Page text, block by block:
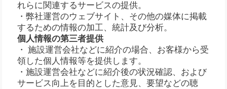
れらに関連するサービスの提供。
・弊社運営のウェブサイト、その他の媒体に掲載
するための情報の加工、統計及び分析。
個人情報の第三者提供
・ 施設運営会社などに紹介の場合、お客様から受
領した個人情報等を提供します。
・施設運営会社などに紹介後の状況確認、および
サービス向上を目的とした意見、要望などの聴